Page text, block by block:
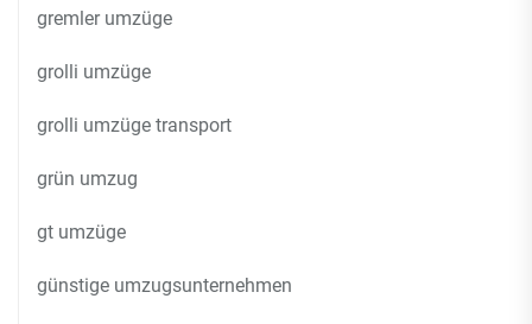
gremler umzüge
grolli umzüge
grolli umzüge transport
grün umzug
gt umzüge
günstige umzugsunternehmen